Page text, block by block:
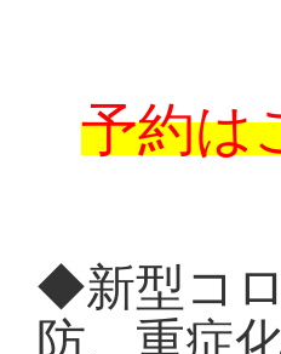
予約は
◆新型コ
防、重症